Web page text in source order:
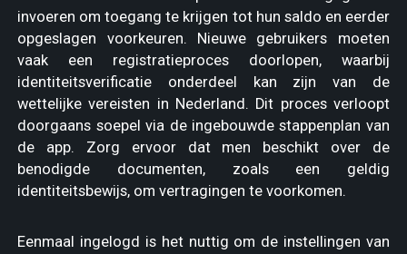
invoeren om toegang te krijgen tot hun saldo en eerder
opgeslagen voorkeuren. Nieuwe gebruikers moeten
vaak een registratieproces doorlopen, waarbij
identiteitsverificatie onderdeel kan zijn van de
wettelijke vereisten in Nederland. Dit proces verloopt
doorgaans soepel via de ingebouwde stappenplan van
de app. Zorg ervoor dat men beschikt over de
benodigde documenten, zoals een geldig
identiteitsbewijs, om vertragingen te voorkomen.
Eenmaal ingelogd is het nuttig om de instellingen van